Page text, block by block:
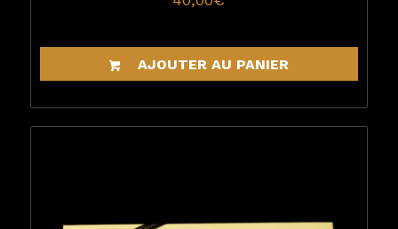
AJOUTER AU PANIER